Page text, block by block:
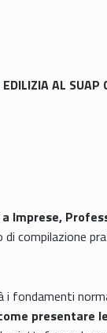
AL SUAP
a Imprese,
compilazione
fondamenti
presentare